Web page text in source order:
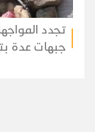
تجدد
جبهات عدة